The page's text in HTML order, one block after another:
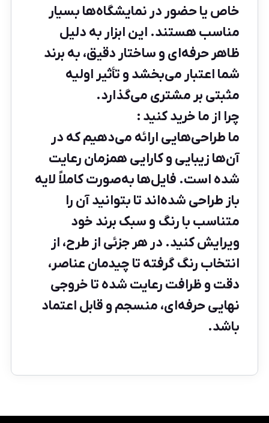
خاص یا حضور در نمایشگاه‌ها بسیار
مناسب هستند. این ابزار به دلیل
ظاهر حرفه‌ای و ساختار دقیق، به برند
شما اعتبار می‌بخشد و تأثیر اولیه
مثبتی بر مشتری می‌گذارد.
چرا از ما خرید کنید :
ما طراحی‌هایی ارائه می‌دهیم که در
آن‌ها زیبایی و کارایی همزمان رعایت
شده است. فایل‌ها به‌صورت کاملاً لایه
باز طراحی شده‌اند تا بتوانید آن را
متناسب با رنگ و سبک برند خود
ویرایش کنید. در هر جزئی از طرح، از
انتخاب رنگ گرفته تا چیدمان عناصر،
دقت و ظرافت رعایت شده تا خروجی
نهایی حرفه‌ای، منسجم و قابل اعتماد
باشد.